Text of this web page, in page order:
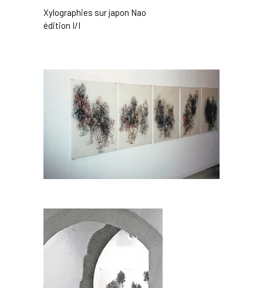
Xylographies sur japon Nao
édition I/I